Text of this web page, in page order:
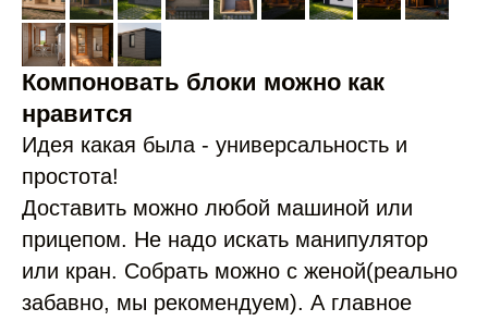
Компоновать блоки можно как
нравится
Идея какая была - универсальность и
простота!
Доставить можно любой машиной или
прицепом. Не надо искать манипулятор
или кран. Собрать можно с женой(реально
забавно, мы рекомендуем). А главное